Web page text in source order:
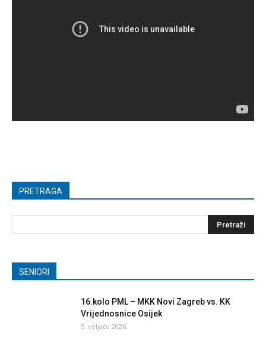
PRETRAGA
SENIORI
16.kolo PML – MKK Novi Zagreb vs. KK
Vrijednosnice Osijek
5. veljače 2026.